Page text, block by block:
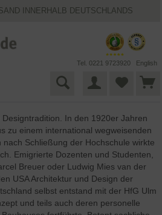
INNERHALB DEUTSCHLANDS
GARANTIE
Tel. 0221 9723920 English
In den 1920er Jahren
zu einem international wegweisenden
Schließung der Hochschule wirkte
Emigrierte Dozenten und Studenten,
Breuer oder Ludwig Mies van der
USA Architektur und Design der
selbst entstand mit der HfG Ulm
und teils auch deren personelle